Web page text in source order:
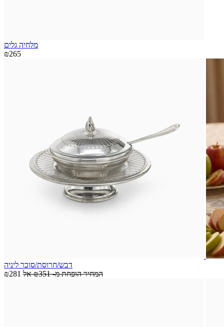
מלחיה גלים
₪265
דבש/חרוסת/סוכר ליניה
₪281
המחיר הופחת מ-₪351 אל